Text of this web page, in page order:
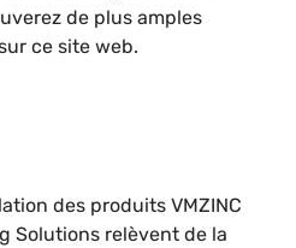
de plus amples
ce site web.
des produits VMZINC
Solutions relèvent de la